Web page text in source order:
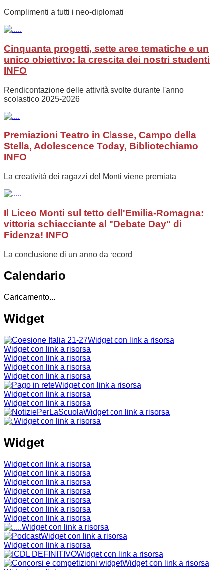
Complimenti a tutti i neo-diplomati
Cinquanta progetti, sette aree tematiche e un
unico obiettivo: la crescita dei nostri studenti
INFO
Rendicontazione delle attività svolte durante l'anno
scolastico 2025-2026
Premiazioni Teatro in Classe, Campo della
Stella, Adolescence Today, Bibliotechiamo
INFO
La creatività dei ragazzi del Monti viene premiata
Il Liceo Monti sul tetto dell'Emilia-Romagna:
vittoria schiacciante al "Debate Day" di
Fidenza! INFO
La conclusione di un anno da record
Calendario
Caricamento...
Widget
Widget con link a risorsa
Widget con link a risorsa
Widget con link a risorsa
Widget con link a risorsa
Widget con link a risorsa
Widget con link a risorsa
Widget con link a risorsa
Widget con link a risorsa
Widget con link a risorsa
Widget con link a risorsa
Widget
Widget con link a risorsa
Widget con link a risorsa
Widget con link a risorsa
Widget con link a risorsa
Widget con link a risorsa
Widget con link a risorsa
Widget con link a risorsa
Widget con link a risorsa
Widget con link a risorsa
Widget con link a risorsa
Widget con link a risorsa
Widget con link a risorsa